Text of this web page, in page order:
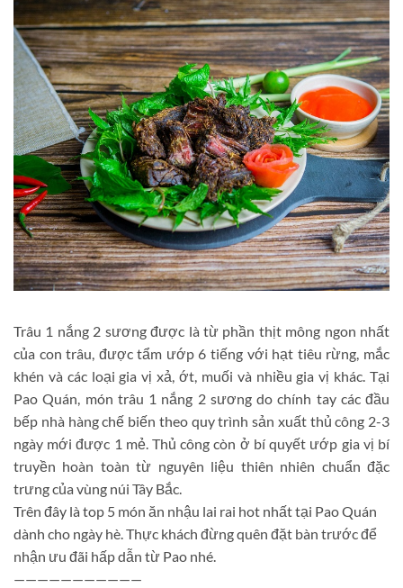
Trâu 1 nắng 2 sương được là từ phần thịt mông ngon nhất
của con trâu, được tẩm ướp 6 tiếng với hạt tiêu rừng, mắc
khén và các loại gia vị xả, ớt, muối và nhiều gia vị khác. Tại
Pao Quán, món trâu 1 nắng 2 sương do chính tay các đầu
bếp nhà hàng chế biến theo quy trình sản xuất thủ công 2-3
ngày mới được 1 mẻ. Thủ công còn ở bí quyết ướp gia vị bí
truyền hoàn toàn từ nguyên liệu thiên nhiên chuẩn đặc
trưng của vùng núi Tây Bắc.
Trên đây là top 5 món ăn nhậu lai rai hot nhất tại Pao Quán
dành cho ngày hè. Thực khách đừng quên đặt bàn trước để
nhận ưu đãi hấp dẫn từ Pao nhé.
———————————